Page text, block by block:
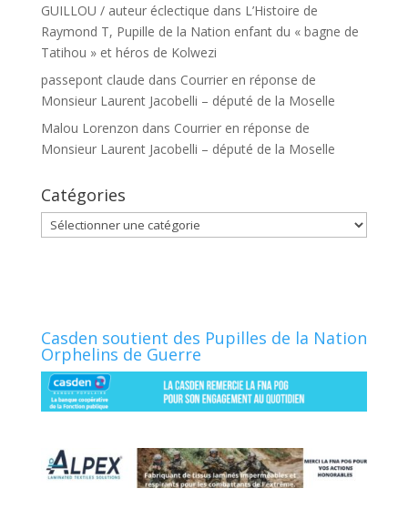
GUILLOU / auteur éclectique dans L’Histoire de
Raymond T, Pupille de la Nation enfant du « bagne de
Tatihou » et héros de Kolwezi
passepont claude dans Courrier en réponse de
Monsieur Laurent Jacobelli – député de la Moselle
Malou Lorenzon dans Courrier en réponse de
Monsieur Laurent Jacobelli – député de la Moselle
Catégories
Catégories
Casden soutient des Pupilles de la Nation
Orphelins de Guerre